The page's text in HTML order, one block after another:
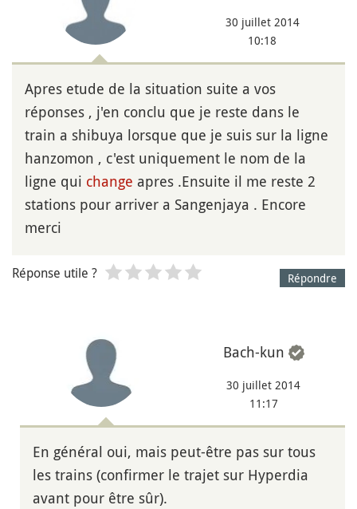
30 juillet 2014
10:18
Apres etude de la situation suite a vos
réponses , j'en conclu que je reste dans le
train a shibuya lorsque que je suis sur la ligne
hanzomon , c'est uniquement le nom de la
ligne qui change apres .Ensuite il me reste 2
stations pour arriver a Sangenjaya . Encore
merci
Répondre
Réponse utile ?
Bach-kun
30 juillet 2014
11:17
En général oui, mais peut-être pas sur tous
les trains (confirmer le trajet sur Hyperdia
avant pour être sûr).